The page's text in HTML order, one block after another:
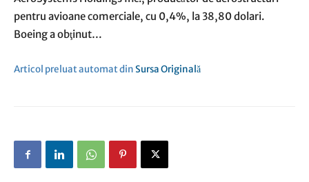
pentru avioane comerciale, cu 0,4%, la 38,80 dolari.
Boeing a obţinut…
Articol preluat automat dinSursa Originală